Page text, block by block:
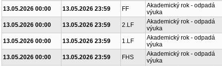
13.05.2026 00:00
13.05.2026 23:59 FF
Akademický rok - odpadá
výuka
13.05.2026 00:00
13.05.2026 23:59 2.LF
Akademický rok - odpadá
výuka
13.05.2026 00:00
13.05.2026 23:59 1.LF
Akademický rok - odpadá
výuka
13.05.2026 00:00
13.05.2026 23:59 FHS
Akademický rok - odpadá
výuka